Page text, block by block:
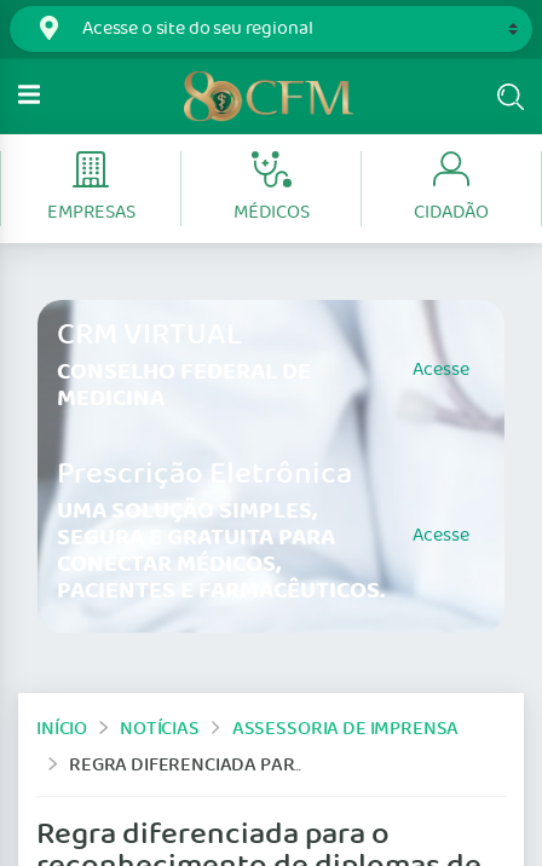
EMPRESAS MÉDICOS CIDADÃO
CRM VIRTUAL
CONSELHO FEDERAL DE
MEDICINA
Acesse
Prescrição Eletrônica
UMA SOLUÇÃO SIMPLES,
SEGURA E GRATUITA PARA
CONECTAR MÉDICOS,
PACIENTES E FARMACÊUTICOS.
Acesse
INÍCIO NOTÍCIAS
ASSESSORIA DE IMPRENSA
REGRA DIFERENCIADA PARA O RECONHECIMENTO DE DIPLOMAS DE CUBA SOFRE OUTRA DERROTA
Regra diferenciada para o